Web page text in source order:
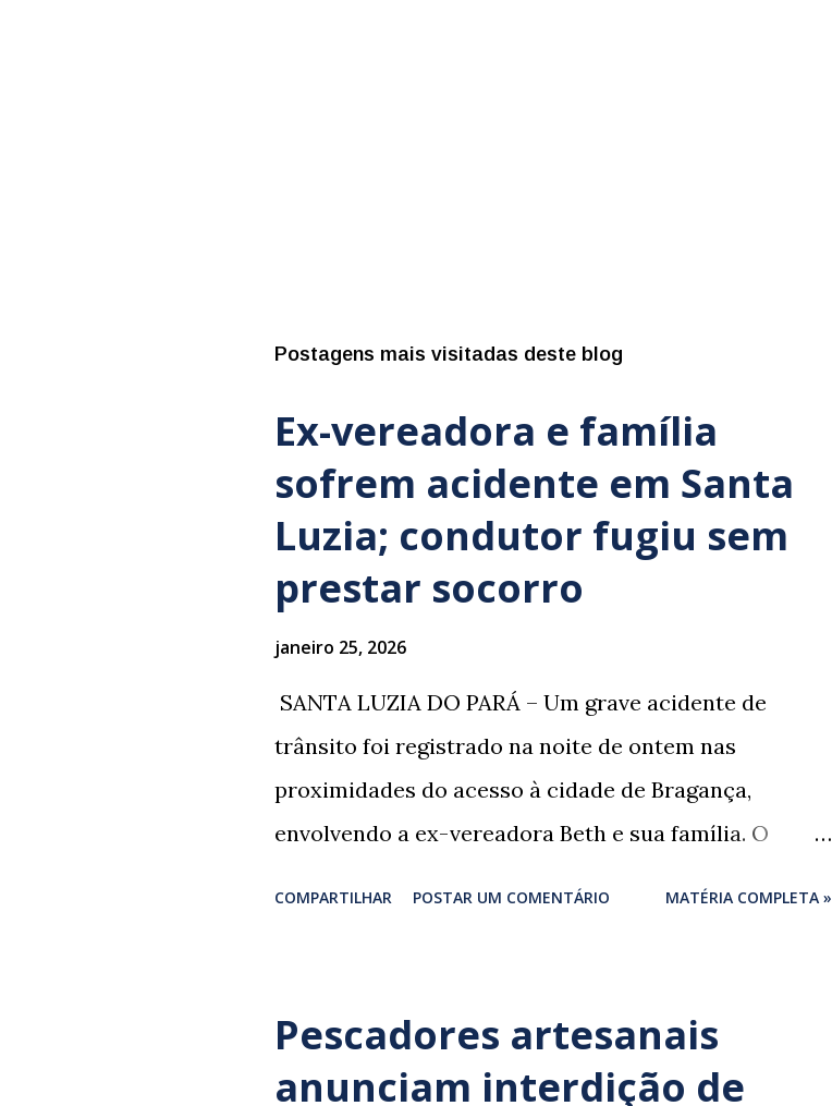
Postagens mais visitadas deste blog
Ex-vereadora e família
sofrem acidente em Santa
Luzia; condutor fugiu sem
prestar socorro
janeiro 25, 2026
​ SANTA LUZIA DO PARÁ – Um grave acidente de
trânsito foi registrado na noite de ontem nas
proximidades do acesso à cidade de Bragança,
envolvendo a ex-vereadora Beth e sua família. O
sepultamento de seu próprio irmão quando o veículo
da família foi atingido. ​De acordo com relatos de
COMPARTILHAR POSTAR UM COMENTÁRIO MATÉRIA COMPLETA »
Pescadores artesanais
anunciam interdição de